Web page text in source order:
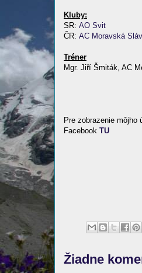
Kluby:
SR: AO Svit
ČR: AC Moravská
Tréner
Mgr. Jiří Šmiták, AC
Pre zobrazenie môjho
Facebook TU
Žiadne